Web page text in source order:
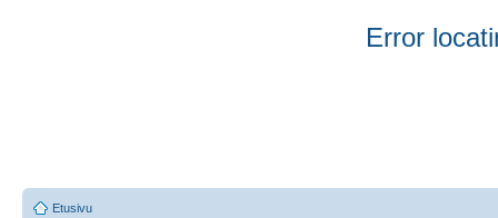
Error
Etusivu